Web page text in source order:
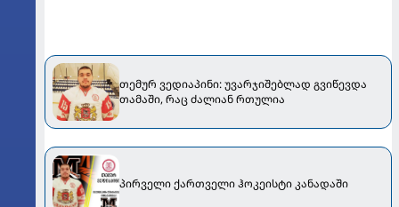
თემურ ვედიაპინი: უვარჯიშებლად გვიწევდა
თამაში, რაც ძალიან რთულია
პირველი ქართველი ჰოკეისტი კანადაში